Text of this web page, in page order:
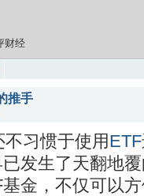
财经
推手
习惯于使用 ETF
发生了天翻地
金，不仅可以